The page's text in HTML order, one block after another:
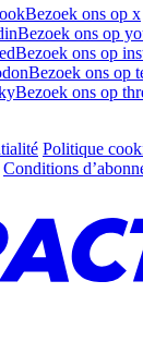
Bezoek ons op x
Bezoek ons op
Bezoek ons op
Bezoek ons op
Bezoek ons op
Politique
Conditions